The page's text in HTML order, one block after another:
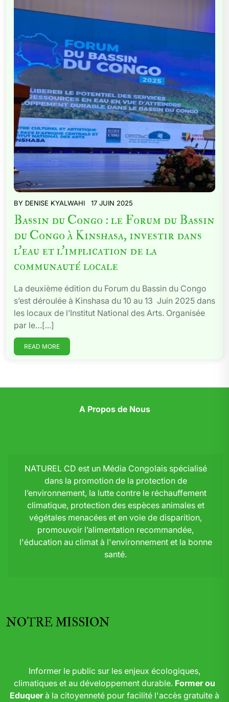
BY DENISE KYALWAHI 17 JUIN 2025
Bassin du Congo : le Forum du Bassin
du Congo à Kinshasa, investir dans
l’eau et l’implication de la
communauté locale
La deuxième édition du Forum du Bassin du Congo
s’est déroulée à Kinshasa du 10 au 13 Juin 2025 dans
les locaux de l’Institut National des Arts. Organisée
par le…[...]
READ MORE
A Propos de Nous
NATUREL CD est un Média Congolais spécialisé
dans la promotion de la protection de
l’environnement, la lutte contre le réchauffement
climatique, protection des espèces animales et
végétales menacées et en voie de disparition,
promouvoir l’alimentation recommandée,
l'éducation au climat à l'environnement et la bonne
santé.
NOTRE MISSION
Informer le public sur les enjeux écologiques,
climatiques et au développement durable. Former ou
Eduquerà la citoyenneté pour facilité l'accès gratuite à